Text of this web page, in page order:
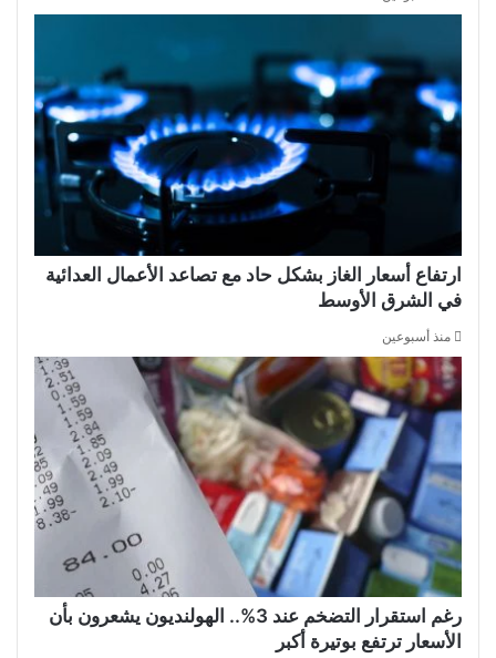
ارتفاع أسعار الغاز بشكل حاد مع تصاعد الأعمال العدائية
في الشرق الأوسط
منذ أسبوعين
رغم استقرار التضخم عند 3%.. الهولنديون يشعرون بأن
الأسعار ترتفع بوتيرة أكبر